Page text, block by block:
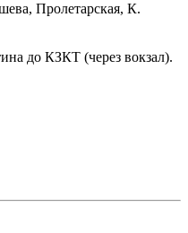
Пролетарская, К.
до КЗКТ (через вокзал).